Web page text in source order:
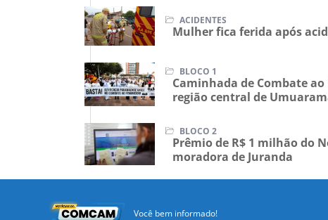
ACIDENTES
Mulher fica ferida após
BLOCO 1
Caminhada de Combate
região central de
BLOCO 2
Prêmio de R$ 1 milhão do
moradora de Juranda
Você bem informado!